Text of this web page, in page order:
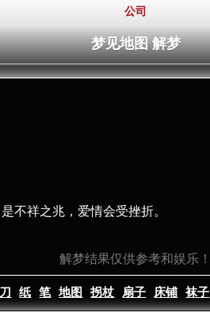
公司
梦见地图 解梦
不祥之兆，爱情会受挫折。
解梦结果仅供参考和娱乐！
纸 笔 地图 拐杖 扇子 床铺 袜子